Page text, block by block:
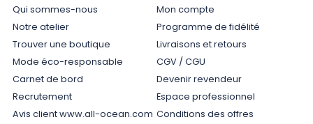
Qui sommes-nous
Notre atelier
Trouver une boutique
Mode éco-responsable
Carnet de bord
Recrutement
Avis client www.all-ocean.com
Mon compte
Programme de fidélité
Livraisons et retours
CGV / CGU
Devenir revendeur
Espace professionnel
Conditions des offres